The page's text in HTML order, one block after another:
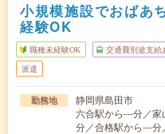
小規模施設でおばあ
経験OK
職種未経験OK 交通費別途支給
派遣
勤務地
静岡県島田市
六合駅から---分／
分／合格駅から---